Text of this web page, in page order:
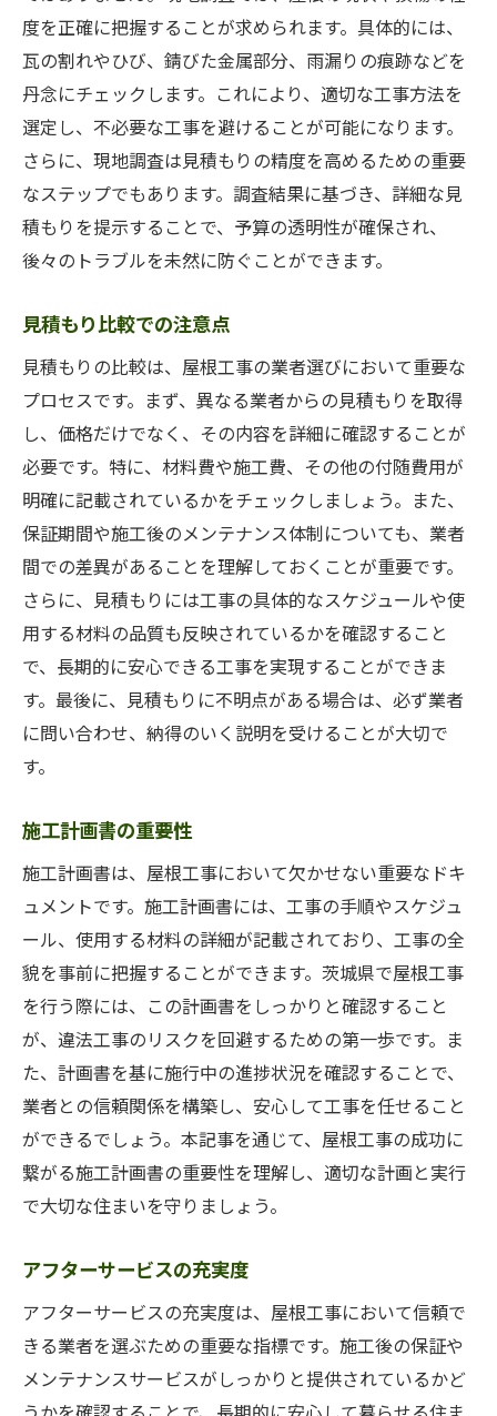
度を正確に把握することが求められます。具体的には、
瓦の割れやひび、錆びた金属部分、雨漏りの痕跡などを
丹念にチェックします。これにより、適切な工事方法を
選定し、不必要な工事を避けることが可能になります。
さらに、現地調査は見積もりの精度を高めるための重要
なステップでもあります。調査結果に基づき、詳細な見
積もりを提示することで、予算の透明性が確保され、
後々のトラブルを未然に防ぐことができます。
見積もり比較での注意点
見積もりの比較は、屋根工事の業者選びにおいて重要な
プロセスです。まず、異なる業者からの見積もりを取得
し、価格だけでなく、その内容を詳細に確認することが
必要です。特に、材料費や施工費、その他の付随費用が
明確に記載されているかをチェックしましょう。また、
保証期間や施工後のメンテナンス体制についても、業者
間での差異があることを理解しておくことが重要です。
さらに、見積もりには工事の具体的なスケジュールや使
用する材料の品質も反映されているかを確認すること
で、長期的に安心できる工事を実現することができま
す。最後に、見積もりに不明点がある場合は、必ず業者
に問い合わせ、納得のいく説明を受けることが大切で
す。
施工計画書の重要性
施工計画書は、屋根工事において欠かせない重要なドキ
ュメントです。施工計画書には、工事の手順やスケジュ
ール、使用する材料の詳細が記載されており、工事の全
貌を事前に把握することができます。茨城県で屋根工事
を行う際には、この計画書をしっかりと確認すること
が、違法工事のリスクを回避するための第一歩です。ま
た、計画書を基に施行中の進捗状況を確認することで、
業者との信頼関係を構築し、安心して工事を任せること
ができるでしょう。本記事を通じて、屋根工事の成功に
繋がる施工計画書の重要性を理解し、適切な計画と実行
で大切な住まいを守りましょう。
アフターサービスの充実度
アフターサービスの充実度は、屋根工事において信頼で
きる業者を選ぶための重要な指標です。施工後の保証や
メンテナンスサービスがしっかりと提供されているかど